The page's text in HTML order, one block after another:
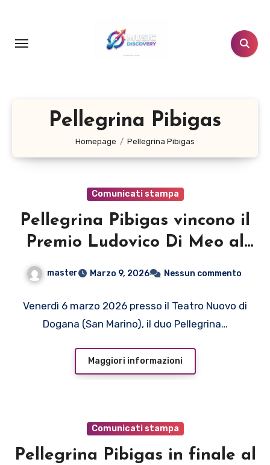
contenuto
Pellegrina Pibigas
Homepage Pellegrina Pibigas
Comunicati stampa
Pellegrina Pibigas vincono il
Premio Ludovico Di Meo al
San Marino Song Contest
master Marzo 9, 2026 Nessun commento
Venerdì 6 marzo 2026 presso il Teatro Nuovo di
Dogana (San Marino), il duo Pellegrina…
Maggiori informazioni
Comunicati stampa
Pellegrina Pibigas in finale al